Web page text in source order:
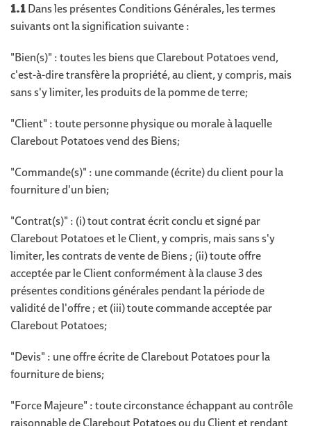
1.1Dans les présentes Conditions Générales, les termes
suivants ont la signification suivante :
"Bien(s)" : toutes les biens que Clarebout Potatoes vend,
c'est-à-dire transfère la propriété, au client, y compris, mais
sans s'y limiter, les produits de la pomme de terre;
"Client" : toute personne physique ou morale à laquelle
Clarebout Potatoes vend des Biens;
"Commande(s)" : une commande (écrite) du client pour la
fourniture d'un bien;
"Contrat(s)" : (i) tout contrat écrit conclu et signé par
Clarebout Potatoes et le Client, y compris, mais sans s'y
limiter, les contrats de vente de Biens ; (ii) toute offre
acceptée par le Client conformément à la clause 3 des
présentes conditions générales pendant la période de
validité de l'offre ; et (iii) toute commande acceptée par
Clarebout Potatoes;
"Devis" : une offre écrite de Clarebout Potatoes pour la
fourniture de biens;
"Force Majeure" : toute circonstance échappant au contrôle
raisonnable de Clarebout Potatoes ou du Client et rendant